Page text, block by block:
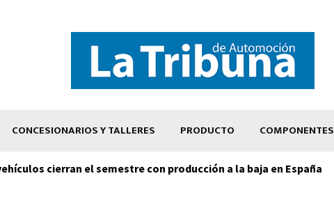
CONCESIONARIOS Y TALLERES PRODUCTO COMPONENTES
cierran el semestre con producción a la baja en España